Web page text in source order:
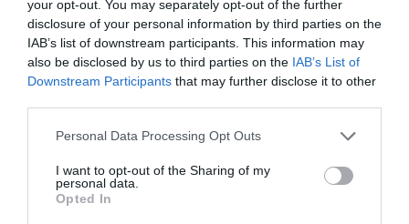
your opt-out. You may separately opt-out of the further
disclosure of your personal information by third parties on the
IAB’s list of downstream participants. This information may
also be disclosed by us to third parties on the IAB’s List of
Downstream Participants that may further disclose it to other
Personal Data Processing Opt Outs
I want to opt-out of the Sharing of my
personal data.
Opted In
Τιμή: 15,74€, ISBN: 978-960-521-377-0 | Μετάφραση:
Γιώργος Μπαρουξής
Ακολουθήστε το Culturenow.gr στοGoogle Newsκαι
μάθετε πρώτοι όλες τις ειδήσεις
Δείτε όλα τατελευταία νέαγια την Τέχνη και τον
Πολιτισμό στοCulturenow.gr
Νέοι Διαγωνισμοί